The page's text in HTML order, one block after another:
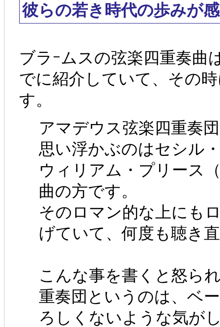
彼らの若き時代の歩みが
ブラｰムスの弦楽四重奏曲
でに紹介していて、その
す。
アマデウス弦楽四重奏
思い浮かぶのはセシル
ウィリアム・プリース
曲の方です。
そのロマン的な上にも
げていて、何度も聴き
こんな事を書くと怒ら
重奏団というのは、ベ
ろしくないような気が